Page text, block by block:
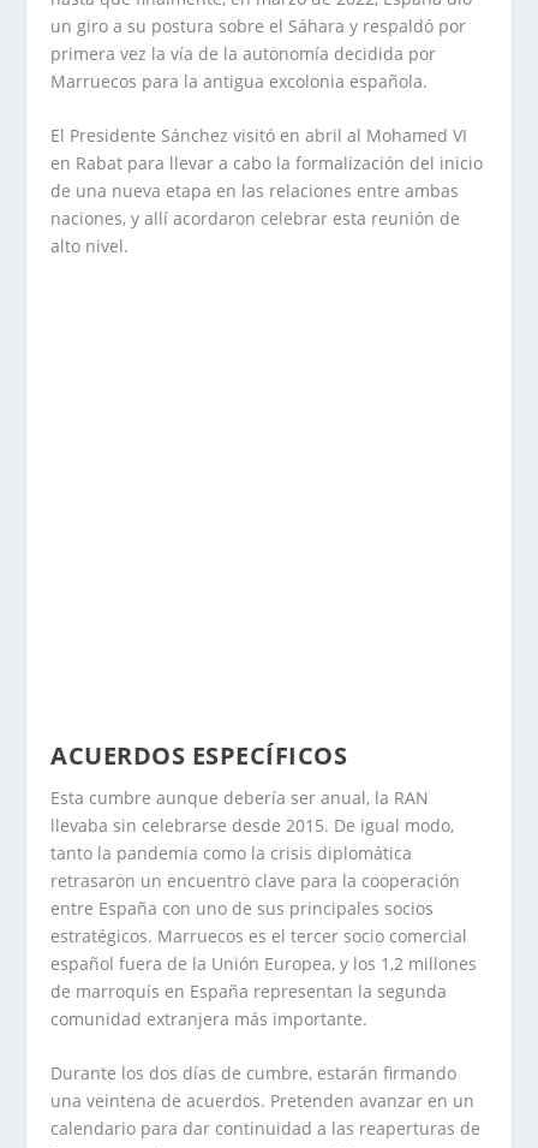
un giro a su postura sobre el Sáhara y respaldó por
primera vez la vía de la autonomía decidida por
Marruecos para la antigua excolonia española.
El Presidente Sánchez visitó en abril al Mohamed VI
en Rabat para llevar a cabo la formalización del inicio
de una nueva etapa en las relaciones entre ambas
naciones, y allí acordaron celebrar esta reunión de
alto nivel.
ACUERDOS ESPECÍFICOS
Esta cumbre aunque debería ser anual, la RAN
llevaba sin celebrarse desde 2015. De igual modo,
tanto la pandemia como la crisis diplomática
retrasaron un encuentro clave para la cooperación
entre España con uno de sus principales socios
estratégicos. Marruecos es el tercer socio comercial
español fuera de la Unión Europea, y los 1,2 millones
de marroquís en España representan la segunda
comunidad extranjera más importante.
Durante los dos días de cumbre, estarán firmando
una veintena de acuerdos. Pretenden avanzar en un
calendario para dar continuidad a las reaperturas de